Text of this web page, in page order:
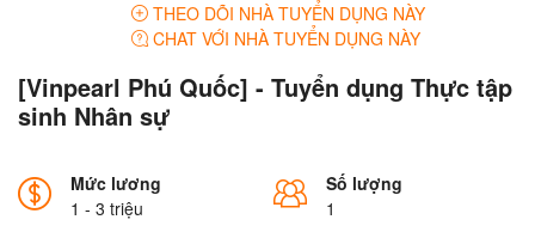
THEO DÕI NHÀ TUYỂN DỤNG NÀY
CHAT VỚI NHÀ TUYỂN DỤNG NÀY
[Vinpearl Phú Quốc] - Tuyển dụng Thực tập
sinh Nhân sự
Mức lương
1 - 3 triệu
Số lượng
1